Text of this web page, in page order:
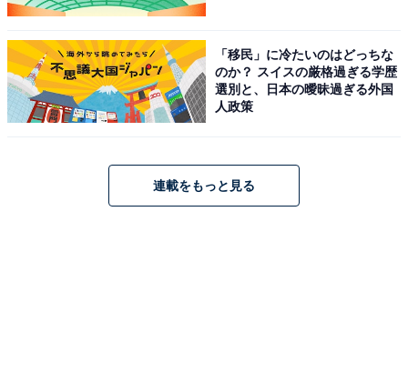
「移民」に冷たいのはどっちな
のか？ スイスの厳格過ぎる学歴
選別と、日本の曖昧過ぎる外国
人政策
連載をもっと見る